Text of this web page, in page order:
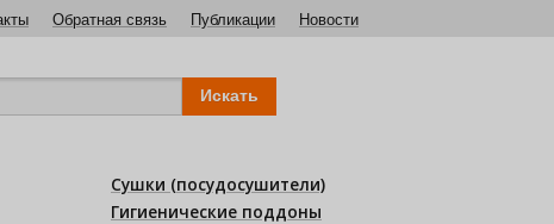
Обратная связь Публикации Новости
Сушки (посудосушители)
Гигиенические поддоны